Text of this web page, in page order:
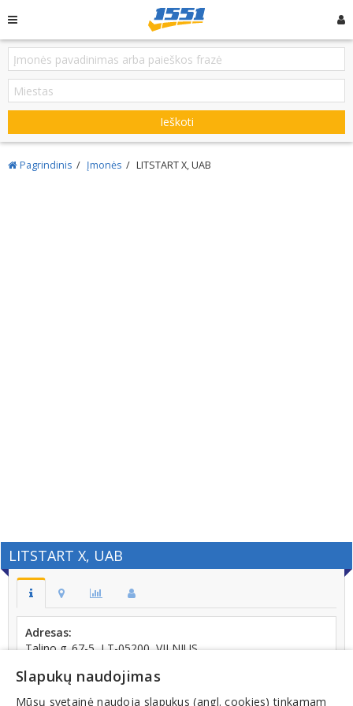
Ieškoti
Pagrindinis Įmonės LITSTART X, UAB
LITSTART X, UAB
Adresas:
Talino g. 67-5, LT-05200, VILNIUS
Kodas:
305617492
Slapukų naudojimas
Mūsų svetainė naudoja slapukus (angl. cookies) tinkamam